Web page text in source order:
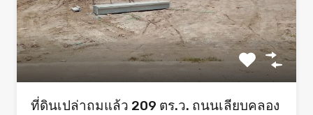
ที่ดินเปล่าถมแล้ว 209 ตร.ว. ถนนเลียบคลอง